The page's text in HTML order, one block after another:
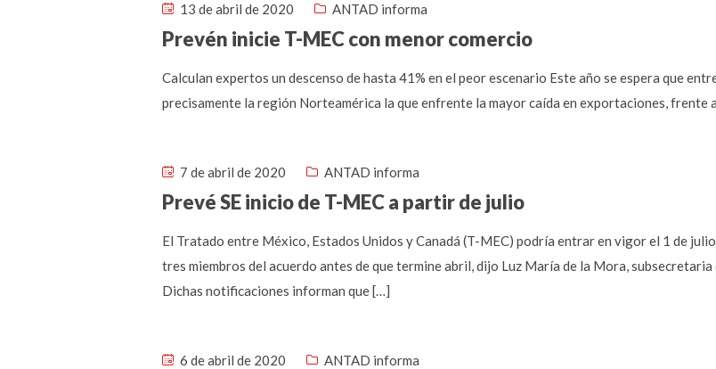
13 de abril de 2020 ANTAD informa
Prevén inicie T-MEC con menor comercio
Calculan expertos un descenso de hasta 41% en el peor escenario Este año se espera que
precisamente la región Norteamérica la que enfrente la mayor caída en exportaciones, frente
7 de abril de 2020 ANTAD informa
Prevé SE inicio de T-MEC a partir de julio
El Tratado entre México, Estados Unidos y Canadá (T-MEC) podría entrar en vigor el 1 de
tres miembros del acuerdo antes de que termine abril, dijo Luz María de la Mora,
Dichas notificaciones informan que […]
6 de abril de 2020 ANTAD informa